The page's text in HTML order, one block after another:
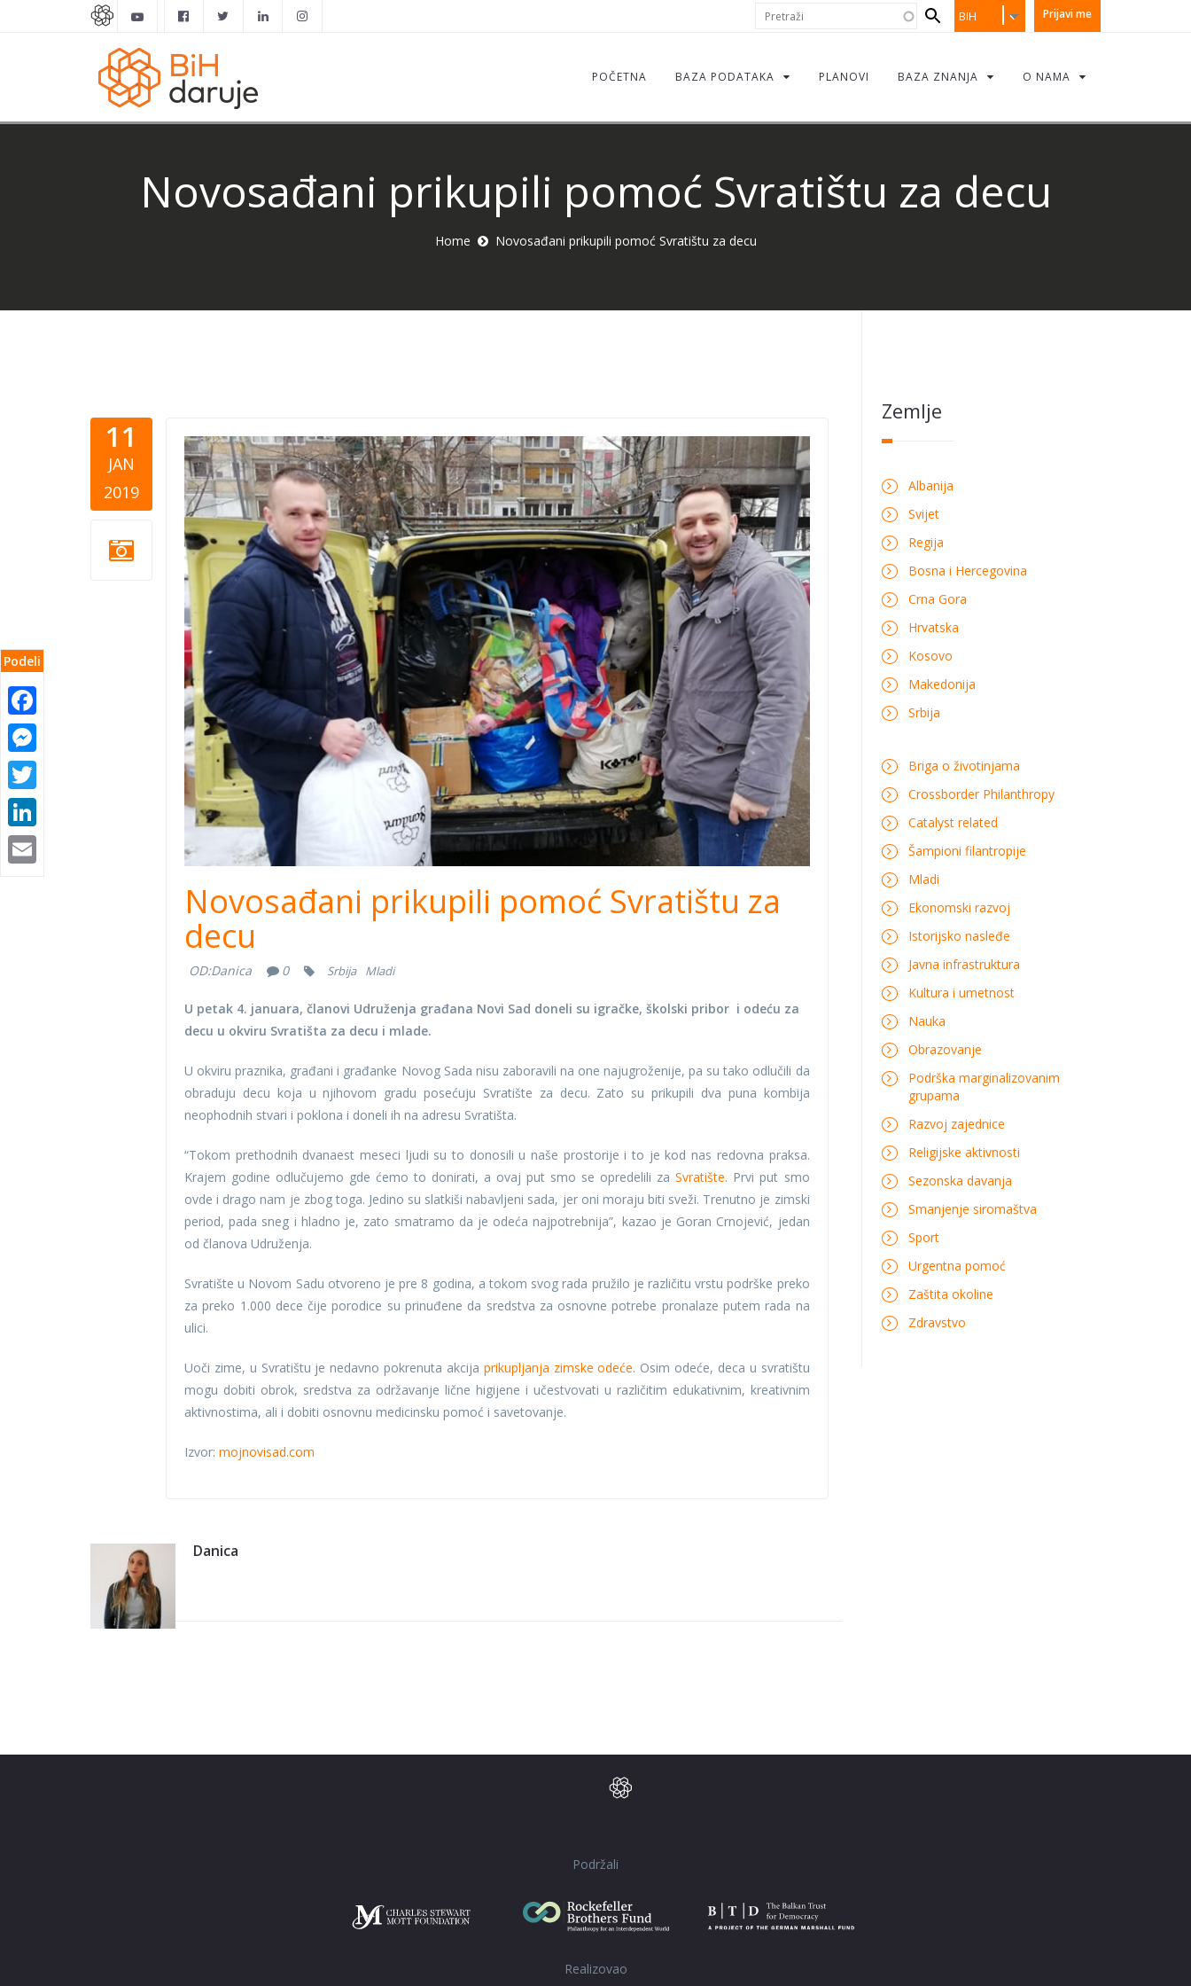
Prijavi me
BIH
Search
form
POČETNA BAZA PODATAKA PLANOVI BAZA ZNANJA O NAMA
Novosađani prikupili pomoć Svratištu za decu
Home Novosađani prikupili pomoć Svratištu za decu
11
JAN
2019
Podeli
childrens shelter novi sad
donation.jpg
Novosađani prikupili pomoć Svratištu za
decu
OD:Danica 0 Srbija Mladi
U petak 4. januara, članovi Udruženja građana Novi Sad doneli su igračke, školski pribor i odeću za
decu u okviru Svratišta za decu i mlade.
U okviru praznika, građani i građanke Novog Sada nisu zaboravili na one najugroženije, pa su tako odlučili da
obraduju decu koja u njihovom gradu posećuju Svratište za decu. Zato su prikupili dva puna kombija
neophodnih stvari i poklona i doneli ih na adresu Svratišta.
“Tokom prethodnih dvanaest meseci ljudi su to donosili u naše prostorije i to je kod nas redovna praksa.
Krajem godine odlučujemo gde ćemo to donirati, a ovaj put smo se opredelili zaSvratište. Prvi put smo
ovde i drago nam je zbog toga. Jedino su slatkiši nabavljeni sada, jer oni moraju biti sveži. Trenutno je zimski
period, pada sneg i hladno je, zato smatramo da je odeća najpotrebnija”, kazao je Goran Crnojević, jedan
od članova Udruženja.
Svratište u Novom Sadu otvoreno je pre 8 godina, a tokom svog rada pružilo je različitu vrstu podrške preko
za preko 1.000 dece čije porodice su prinuđene da sredstva za osnovne potrebe pronalaze putem rada na
ulici.
Uoči zime, u Svratištu je nedavno pokrenuta akcija prikupljanja zimske odeće. Osim odeće, deca u svratištu
mogu dobiti obrok, sredstva za održavanje lične higijene i učestvovati u različitim edukativnim, kreativnim
aktivnostima, ali i dobiti osnovnu medicinsku pomoć i savetovanje.
Izvor: mojnovisad.com
Danica
Zemlje
Albanija
Svijet
Regija
Bosna i Hercegovina
Crna Gora
Hrvatska
Kosovo
Makedonija
Srbija
Briga o životinjama
Crossborder Philanthropy
Catalyst related
Šampioni filantropije
Mladi
Ekonomski razvoj
Istorijsko nasleđe
Javna infrastruktura
Kultura i umetnost
Nauka
Obrazovanje
Podrška marginalizovanim
grupama
Razvoj zajednice
Religijske aktivnosti
Sezonska davanja
Smanjenje siromaštva
Sport
Urgentna pomoć
Zaštita okoline
Zdravstvo
Podržali
Realizovao